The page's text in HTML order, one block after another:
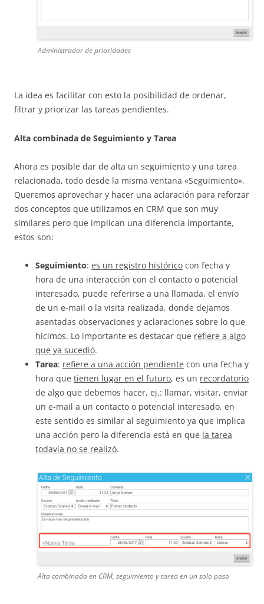
Administrador de prioridades
La idea es facilitar con esto la posibilidad de ordenar,
filtrar y priorizar las tareas pendientes.
Alta combinada de Seguimiento y Tarea
Ahora es posible dar de alta un seguimiento y una tarea
relacionada, todo desde la misma ventana «Seguimiento».
Queremos aprovechar y hacer una aclaración para reforzar
dos conceptos que utilizamos en CRM que son muy
similares pero que implican una diferencia importante,
estos son:
Seguimiento: es un registro histórico con fecha y
hora de una interacción con el contacto o potencial
interesado, puede referirse a una llamada, el envío
de un e-mail o la visita realizada, donde dejamos
asentadas observaciones y aclaraciones sobre lo que
hicimos. Lo importante es destacar que refiere a algo
que ya sucedió.
Tarea: refiere a una acción pendiente con una fecha y
hora que tienen lugar en el futuro, es un recordatorio
de algo que debemos hacer, ej.: llamar, visitar, enviar
un e-mail a un contacto o potencial interesado, en
este sentido es similar al seguimiento ya que implica
una acción pero la diferencia está en que la tarea
todavía no se realizó.
Alta combinada en CRM, seguimiento y tarea en un solo paso